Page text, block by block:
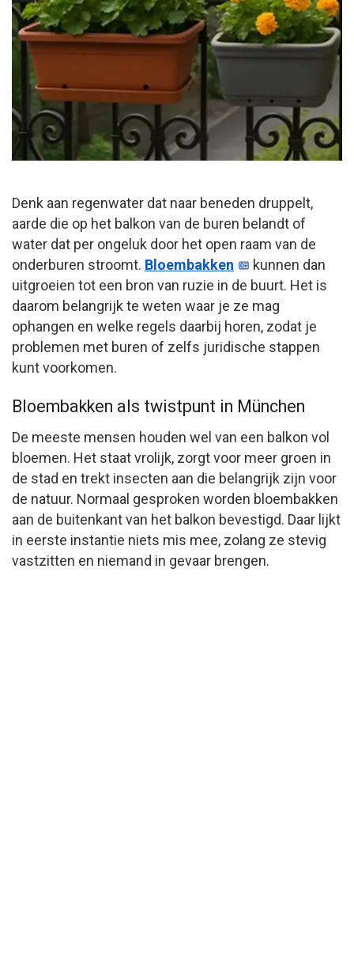
Denk aan regenwater dat naar beneden druppelt,
aarde die op het balkon van de buren belandt of
water dat per ongeluk door het open raam van de
onderburen stroomt. Bloembakken
kunnen dan
uitgroeien tot een bron van ruzie in de buurt. Het is
daarom belangrijk te weten waar je ze mag
ophangen en welke regels daarbij horen, zodat je
problemen met buren of zelfs juridische stappen
kunt voorkomen.
Bloembakken als twistpunt in München
De meeste mensen houden wel van een balkon vol
bloemen. Het staat vrolijk, zorgt voor meer groen in
de stad en trekt insecten aan die belangrijk zijn voor
de natuur. Normaal gesproken worden bloembakken
aan de buitenkant van het balkon bevestigd. Daar lijkt
in eerste instantie niets mis mee, zolang ze stevig
vastzitten en niemand in gevaar brengen.